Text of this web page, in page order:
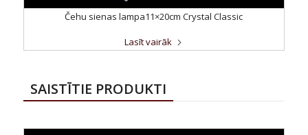
Čehu sienas lampa11×20cm Crystal Classic
Lasīt vairāk
SAISTĪTIE PRODUKTI